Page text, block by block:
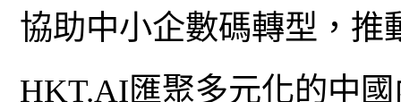
協助中小企數碼轉型，推
HKT.AI匯聚多元化的中